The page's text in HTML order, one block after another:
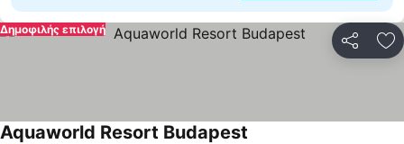
Δημοφιλής επιλογή
Aquaworld Resort Budapest